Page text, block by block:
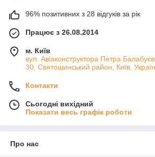
96% позитивних з 28 відгуків за рік
Працює з 26.08.2014
м. Київ
вул. Авіаконструктора Петра
30, Святошинський район, Київ,
Контакти
Сьогодні вихідний
Показати весь графік роботи
Про нас